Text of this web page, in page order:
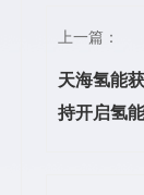
上一篇：
天海氢能
持开启氢